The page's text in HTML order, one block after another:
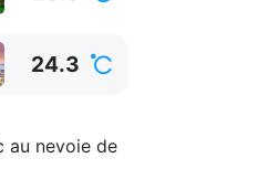
24.3
au nevoie de